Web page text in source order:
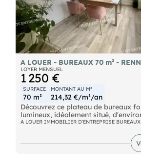
A LOUER - BUREAUX 70 m² -
LOYER MENSUEL
1 250 €
SURFACE
70 m²
MONTANT AU M²
214,32 €/m²/an
Découvrez ce plateau de bureaux
lumineux, idéalement situé,
quelques pas de la Place des Lices
- 3 bureaux fermés, dont 1 bureau
A LOUER IMMOBILIER D'ENTREPRISE BUREAUX